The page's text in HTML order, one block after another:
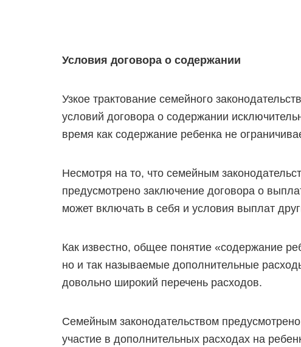
Условия договора о содержании
Узкое трактование семейного
условий договора о содержании
время как содержание ребенка не
Несмотря на то, что семейным
предусмотрено заключение договора о
может включать в себя и условия выплат
Как известно, общее понятие «содержание
но и так называемые дополнительные
довольно широкий перечень расходов.
Семейным законодательством
участие в дополнительных расходах на